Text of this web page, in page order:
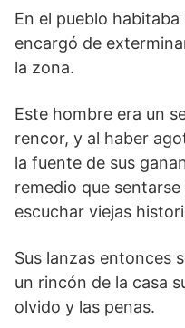
En el pueblo
encargó de
la zona.
Este hombre era un
rencor, y al haber
la fuente de sus
remedio que
escuchar viejas
Sus lanzas entonces
un rincón de la casa
olvido y las penas.